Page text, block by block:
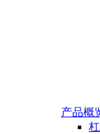
产品概